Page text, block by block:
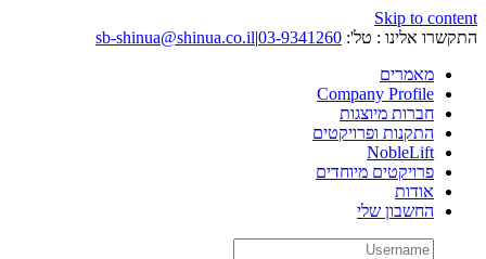
Skip to content
התקשרו אלינו : טל': 03-9341260
|
sb-shinua@shinua.co.il
מאמרים
Company Profile
חברות מיוצגות
התקנות ופרויקטים
NobleLift
פרויקטים מיוחדים
אודות
החשבון שלי